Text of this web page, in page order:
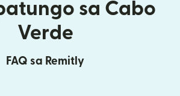
sa Cabo
Verde
FAQ sa Remitly